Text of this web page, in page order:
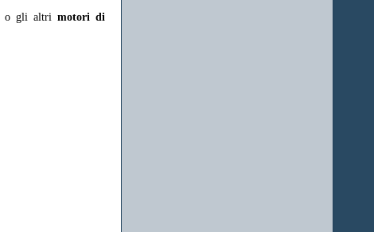
o gli altrimotori di